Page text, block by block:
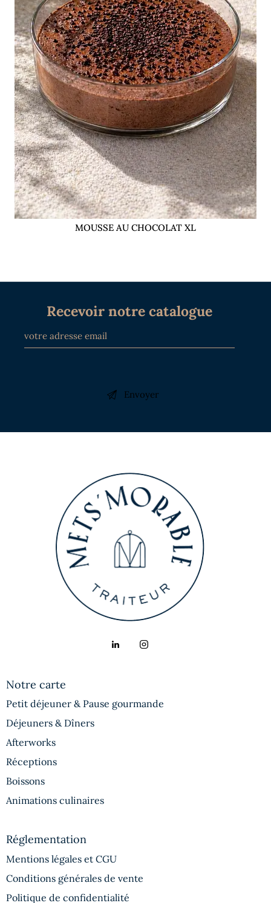
MOUSSE AU CHOCOLAT XL
Recevoir notre catalogue
Notre carte
Petit déjeuner & Pause gourmande
Déjeuners & Dîners
Afterworks
Réceptions
Boissons
Animations culinaires
Réglementation
Mentions légales et CGU
Conditions générales de vente
Politique de confidentialité